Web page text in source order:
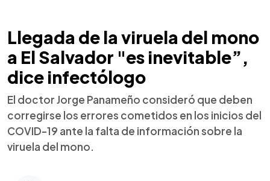
Llegada de la viruela del mono
a El Salvador "es inevitable”,
dice infectólogo
El doctor Jorge Panameño consideró que deben
corregirse los errores cometidos en los inicios del
COVID-19 ante la falta de información sobre la
viruela del mono.